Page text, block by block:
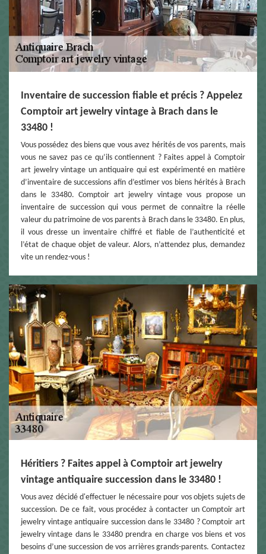
Inventaire de succession fiable et précis ? Appelez
Comptoir art jewelry vintage à Brach dans le
33480 !
Vous possédez des biens que vous avez hérités de vos parents, mais
vous ne savez pas ce qu’ils contiennent ? Faites appel à Comptoir
art jewelry vintage un antiquaire qui est expérimenté en matière
d’inventaire de successions afin d’estimer vos biens hérités à Brach
dans le 33480. Comptoir art jewelry vintage vous propose un
inventaire de succession qui vous permet de connaitre la réelle
valeur du patrimoine de vos parents à Brach dans le 33480. En plus,
il vous dresse un inventaire chiffré et fiable de l’authenticité et
l’état de chaque objet de valeur. Alors, n’attendez plus, demandez
vite un rendez-vous !
Héritiers ? Faites appel à Comptoir art jewelry
vintage antiquaire succession dans le 33480 !
Vous avez décidé d'effectuer le nécessaire pour vos objets sujets de
succession. De ce fait, vous procédez à contacter un Comptoir art
jewelry vintage antiquaire succession dans le 33480 ? Comptoir art
jewelry vintage dans le 33480 prendra en charge vos biens et vos
besoins d’une succession de vos arrières grands-parents. Contactez